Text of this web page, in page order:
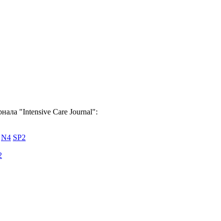
"Intensive Care Journal":
N4 SP2